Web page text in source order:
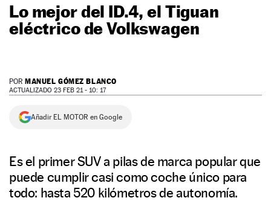
MOTOS
TECNOLOGÍA
SERVICIOS
NEWSLETTER
Lo mejor del ID.4, el Tiguan
eléctrico de Volkswagen
POR MANUEL GÓMEZ BLANCO
ACTUALIZADO 23 FEB 21 - 10: 17
Añadir EL MOTOR en Google
Es el primer SUV a pilas de marca popular que
puede cumplir casi como coche único para
todo: hasta 520 kilómetros de autonomía.